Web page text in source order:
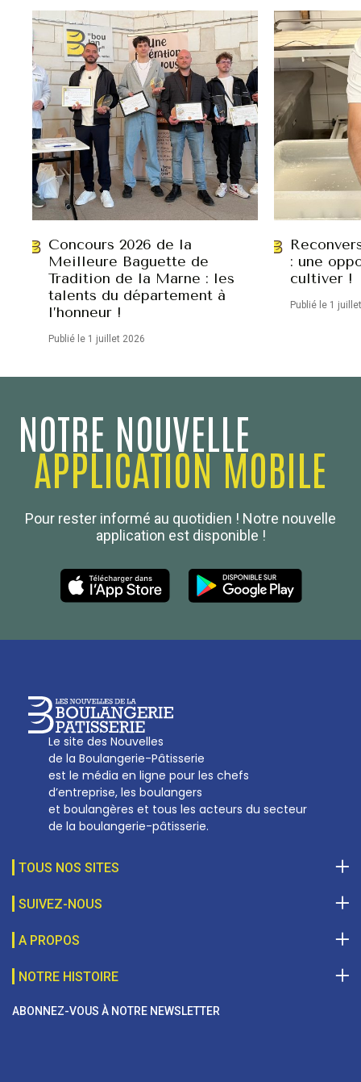
Concours 2026 de la
Meilleure Baguette de
Tradition de la Marne : les
talents du département à
l’honneur !
Publié le 1 juillet 2026
: une
cultiver !
Publié le 1
NOTRE NOUVELLE
APPLICATION MOBILE
Pour rester informé au quotidien ! Notre nouvelle
application est disponible !
Le site des Nouvelles
de la Boulangerie-Pâtisserie
est le média en ligne pour les chefs
d’entreprise, les boulangers
et boulangères et tous les acteurs du secteur
de la boulangerie-pâtisserie.
TOUS NOS SITES
Boulanger de France
SUIVEZ-NOUS
A PROPOS
Les Nouvelles de la Boulangerie-Pâtisserie Française
27, av d’Eylau - 75782 Paris Cédex 16
01 53 70 16 25
NOTRE HISTOIRE
ABONNEZ-VOUS À NOTRE NEWSLETTER